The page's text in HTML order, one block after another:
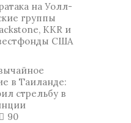
на Уолл-
группы
KKR и
США
в Таиланде:
стрельбу в
90